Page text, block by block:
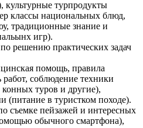
культурные турпродукты
классы национальных блюд,
традиционные знание и
игр).
решению практических задач
помощь, правила
работ, соблюдение техники
конных туров и другие),
(питание в туристком походе).
съемке пейзажей и интересных
обычного смартфона),